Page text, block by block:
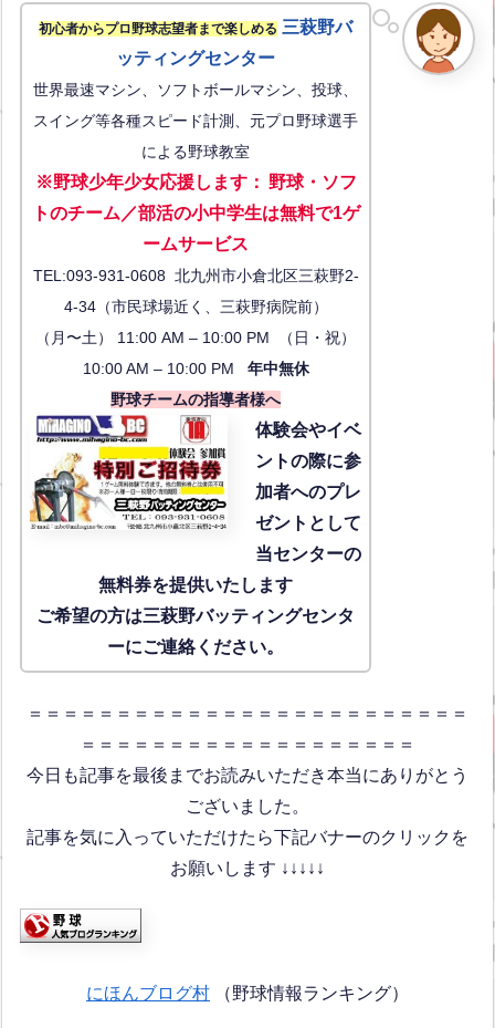
初心者からプロ野球志望者まで楽しめる 三萩野バ
ッティングセンター
世界最速マシン、ソフトボールマシン、投球、
スイング等各種スピード計測、元プロ野球選手
による野球教室
※野球少年少女応援します： 野球・ソフ
トのチーム／部活の小中学生は無料で1ゲ
ームサービス
TEL:093-931-0608 北九州市小倉北区三萩野2-
4-34（市民球場近く、三萩野病院前）
（月〜土） 11:00 AM – 10:00 PM （日・祝）
10:00 AM – 10:00 PM 年中無休
野球チームの指導者様へ
体験会やイベ
ントの際に参
加者へのプレ
ゼントとして
当センターの
無料券を提供いたします
ご希望の方は三萩野バッティングセンタ
ーにご連絡ください。
＝＝＝＝＝＝＝＝＝＝＝＝＝＝＝＝＝＝＝＝＝＝＝＝＝
＝＝＝＝＝＝＝＝＝＝＝＝＝＝＝＝＝＝＝
今日も記事を最後までお読みいただき本当にありがとう
ございました。
記事を気に入っていただけたら下記バナーのクリックを
お願いします ↓↓↓↓↓
にほんブログ村 （野球情報ランキング）